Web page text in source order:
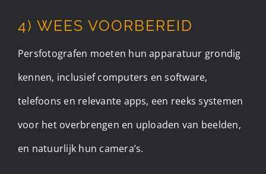
4) WEES VOORBEREID
Persfotografen moeten hun apparatuur grondig
kennen, inclusief computers en software,
telefoons en relevante apps, een reeks systemen
voor het overbrengen en uploaden van beelden,
en natuurlijk hun camera’s.